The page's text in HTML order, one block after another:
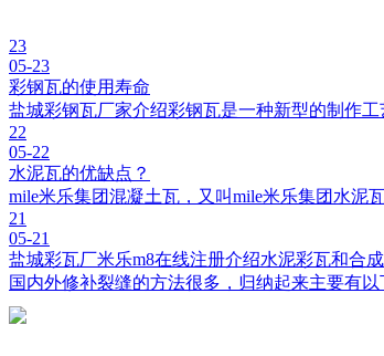
23
05-23
彩钢瓦的使用寿命
盐城彩钢瓦厂家介绍彩钢瓦是一种新型的制作
22
05-22
水泥瓦的优缺点？
mile米乐集团混凝土瓦，又叫mile米乐集团水泥
21
05-21
盐城彩瓦厂米乐m8在线注册介绍水泥彩瓦和合
国内外修补裂缝的方法很多，归纳起来主要有